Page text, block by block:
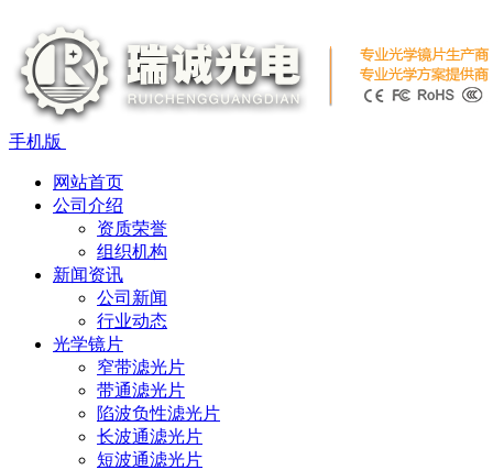
手机版
网站首页
公司介绍
资质荣誉
组织机构
新闻资讯
公司新闻
行业动态
光学镜片
窄带滤光片
带通滤光片
陷波负性滤光片
长波通滤光片
短波通滤光片